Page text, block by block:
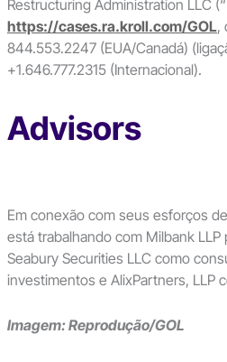
Restructuring Administration LLC
https://cases.ra.kroll.com/GOL,
844.553.2247 (EUA/Canadá)
+1.646.777.2315 (Internacional).
Advisors
Em conexão com seus esforços
está trabalhando com Milbank
Seabury Securities LLC como
investimentos e AlixPartners, LLP
Imagem: Reprodução/GOL